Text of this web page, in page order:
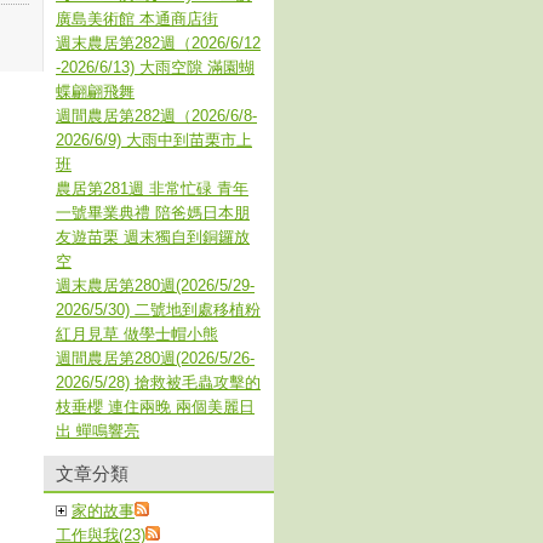
廣島美術館 本通商店街
週末農居第282週（2026/6/12
-2026/6/13) 大雨空隙 滿園蝴
蝶翩翩飛舞
週間農居第282週（2026/6/8-
2026/6/9) 大雨中到苗栗市上
班
農居第281週 非常忙碌 青年
一號畢業典禮 陪爸媽日本朋
友遊苗栗 週末獨自到銅鑼放
空
週末農居第280週(2026/5/29-
2026/5/30) 二號地到處移植粉
紅月見草 做學士帽小熊
週間農居第280週(2026/5/26-
2026/5/28) 搶救被毛蟲攻擊的
枝垂櫻 連住兩晚 兩個美麗日
出 蟬鳴響亮
文章分類
家的故事
工作與我(23)